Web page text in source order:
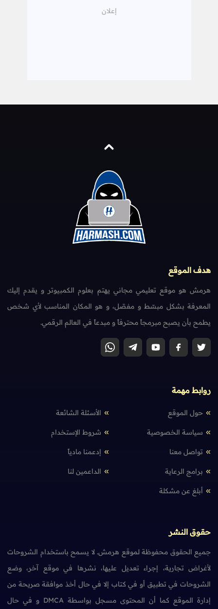
هدف الموقع
هرمش هو موقع تعليمي مجاني يهتم بعلوم الكمبيوتر و يقدم إليك
المعرفة بشكل مبسّط و مفصّل، و هو المكان المناسب لأي شخص
يطمح بأن يصبح مبرمجاً محترفاً و مبدعاً في العالم الرقمي.
روابط مهمة
حول الموقع الأسئلة الشائعة
سياسة الخصوصية شروط الإستخدام
تواصل معنا إدعمنا مادياً
برامج الرعاية الداعمين لنا
أبلغ عن مشكلة
حقوق النشر
جميع الحقوق محفوظة لموقع هرمش. لا يسمح باستخدام الشروحات
لأغراض تجارية، إجراء تعديل عليها، نشرها في موقع آخر، وضع
الشروحات في تطبيق أو في كتاب إلا في حال أخذ موافقة صريحة من
إدارة الموقع كما أن المحتوى مسجل بواسطة DMCA و في حال